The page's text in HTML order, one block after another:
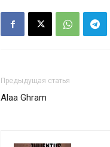
Предыдущая статья
Alaa Ghram